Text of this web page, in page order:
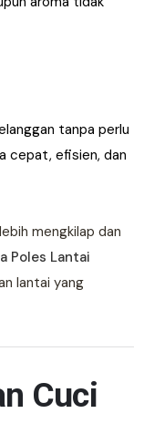
tanpa perlu
cepat, efisien, dan
mengkilap dan
Poles Lantai
lantai yang
Cuci